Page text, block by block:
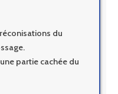
du
partie cachée du